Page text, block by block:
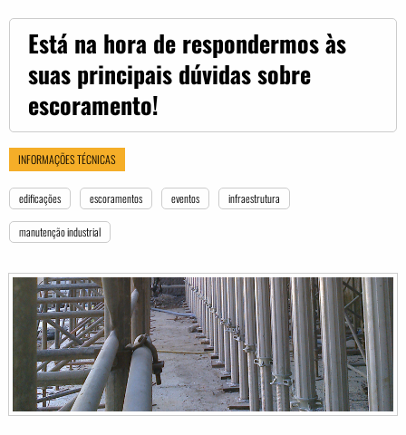
Está na hora de respondermos às
suas principais dúvidas sobre
escoramento!
INFORMAÇÕES TÉCNICAS
edificações escoramentos eventos infraestrutura
manutenção industrial